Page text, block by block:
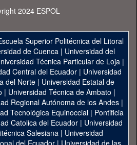
2024 ESPOL
Superior Politécnica del Litoral
de Cuenca| Universidad del
Técnica Particular de Loja|
Central del Ecuador| Universidad
del Norte | Universidad Estatal de
| Universidad Técnica de Ambato |
Regional Autónoma de los Andes|
Tecnológica Equinoccial| Pontificia
Catolica del Ecuador | Universidad
Salesiana | Universidad
del Ecuador | Universidad de las